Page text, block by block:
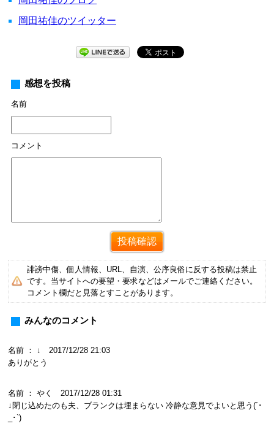
岡田祐佳のツイッター
感想を投稿
名前
コメント
誹謗中傷、個人情報、URL、自演、公序良俗に反する投稿は禁止
です。当サイトへの要望・要求などはメールでご連絡ください。
コメント欄だと見落とすことがあります。
みんなのコメント
名前 ： ↓ 2017/12/28 21:03
ありがとう
名前 ： やく 2017/12/28 01:31
↓閉じ込めたのも夫、ブランクは埋まらない 冷静な意見でよいと思う(´･
_･`)